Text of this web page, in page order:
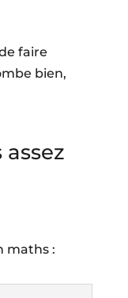
faire
bien,
maths :